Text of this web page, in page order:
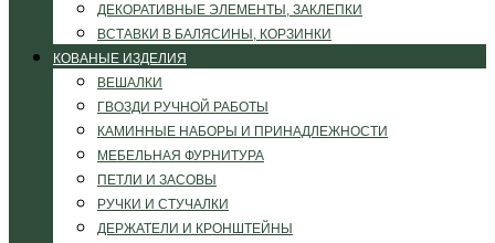
ДЕКОРАТИВНЫЕ ЭЛЕМЕНТЫ, ЗАКЛЕПКИ
ВСТАВКИ В БАЛЯСИНЫ, КОРЗИНКИ
КОВАНЫЕ ИЗДЕЛИЯ
ВЕШАЛКИ
ГВОЗДИ РУЧНОЙ РАБОТЫ
КАМИННЫЕ НАБОРЫ И ПРИНАДЛЕЖНОСТИ
МЕБЕЛЬНАЯ ФУРНИТУРА
ПЕТЛИ И ЗАСОВЫ
РУЧКИ И СТУЧАЛКИ
ДЕРЖАТЕЛИ И КРОНШТЕЙНЫ